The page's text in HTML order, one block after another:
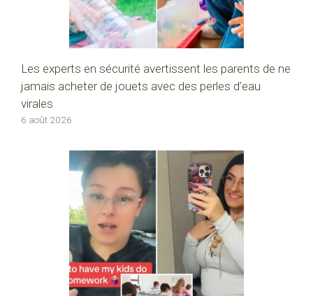
Les experts en sécurité avertissent les parents de ne
jamais acheter de jouets avec des perles d’eau
virales
6 août 2026